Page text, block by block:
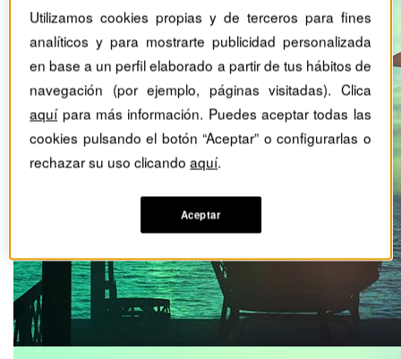
Utilizamos cookies propias y de terceros para fines
analíticos y para mostrarte publicidad personalizada
en base a un perfil elaborado a partir de tus hábitos de
navegación (por ejemplo, páginas visitadas). Clica
aquípara más información. Puedes aceptar todas las
cookies pulsando el botón “Aceptar” o configurarlas o
rechazar su uso clicandoaquí.
Aceptar